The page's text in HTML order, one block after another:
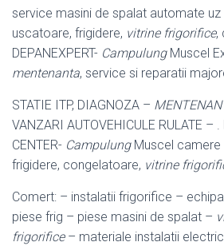
service masini de spalat automate uz
uscatoare, frigidere, vitrine frigorifice,
DEPANEXPERT- CampulungMuscel
mentenanta, service si reparatii
STATIE ITP, DIAGNOZA –
VANZARI AUTOVEHICULE RULATE – .
CENTER- CampulungMuscel camere
frigidere, congelatoare, vitrine
Comert: – instalatii frigorifice –
piese frig – piese masini de spalat –
frigorifice– materiale instalatii